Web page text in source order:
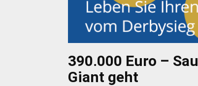
390.000 Euro –
Giant geht